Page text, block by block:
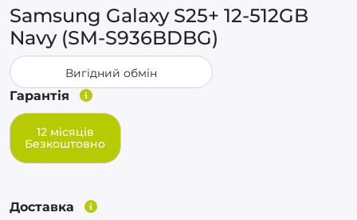
Samsung Galaxy S25+ 12-512GB
Navy (SM-S936BDBG)
Вигідний обмін
Гарантія
12 місяців
Безкоштовно
Доставка